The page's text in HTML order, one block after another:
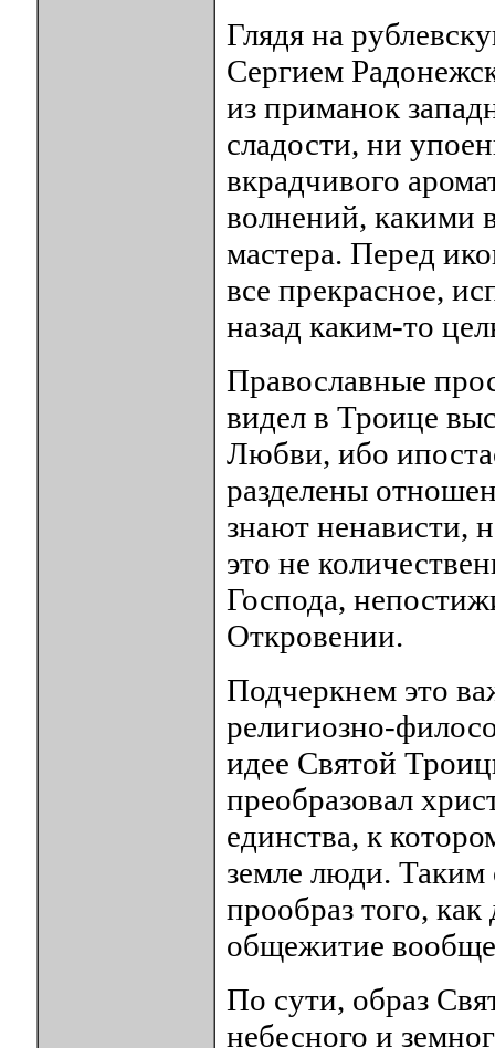
Глядя на
Сергием
из приманок
сладости, ни
вкрадчивого
волнений, какими
мастера. Перед
все прекрасное,
назад каким-то
Православные
видел в Троице
Любви, ибо
разделены
знают ненависти,
это не
Господа,
Откровении.
Подчеркнем это
религиозно-
идее Святой
преобразовал
единства, к
земле люди. Таким
прообраз того,
общежитие вообще
По сути, образ
небесного и